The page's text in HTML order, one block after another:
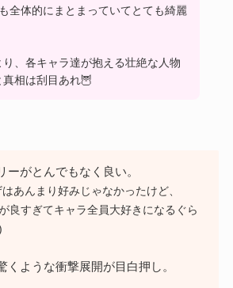
全体的にまとまっていてとても綺麗
り、各キャラ達が抱える壮絶な人物
真相は刮目あれ🦉
がとんでもなく良い。
あんまり好みじゃなかったけど、
良すぎてキャラ全員大好きになるぐら
ような衝撃展開が目白押し。